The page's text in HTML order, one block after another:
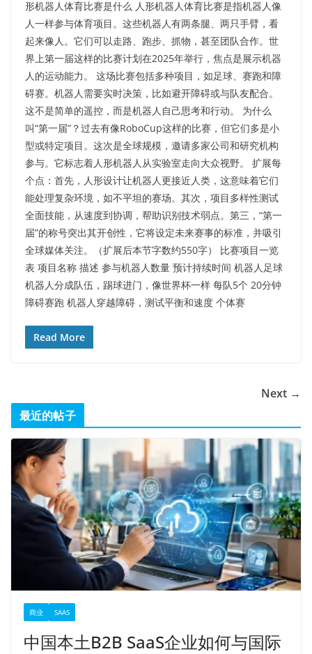
形机器人体育比赛是什么 人形机器人体育比赛是指机器人像
人一样参与体育项目。这些机器人有两条腿、两只手臂，看
起来像人。它们可以走路、跑步、抓物，甚至团队合作。世
界上第一届这样的比赛计划在2025年举行，焦点是展示机器
人的运动能力。 这场比赛包括多种项目，如足球、赛跑和障
碍赛。机器人需要实时决策，比如避开障碍或与队友配合。
这不是简单的遥控，而是机器人自己思考和行动。 为什么
叫“第一届”？过去有像RoboCup这样的比赛，但它们多是小
型或特定项目。这次是全球规模，邀请多家公司和研究机构
参与。它标志着人形机器人从实验室走向大众视野。 扩展每
个点：首先，人形设计让机器人更接近人类，这意味着它们
能处理复杂环境，如不平坦的赛场。其次，项目多样性测试
全面技能，从速度到协调，帮助识别技术弱点。第三，“第一
届”的称号突出其开创性，它将设定未来赛事的标准，并吸引
全球媒体关注。（扩展后本节字数约550字） 比赛项目一览
表 项目名称 描述 参与机器人数量 预计持续时间 机器人足球
机器人分成队伍，踢球进门，像世界杯一样 每队5个 20分钟
障碍赛跑 机器人穿越障碍，测试平衡和速度 个体赛
Read More
Next →
最近的帖子
商业 SAAS
中国本土B2B SaaS企业如何与国际